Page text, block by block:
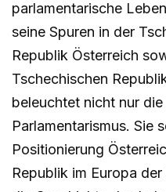
parlamentarische
seine Spuren in der
Republik Österreich
Tschechischen
beleuchtet nicht nur
Parlamentarismus. Sie
Positionierung
Republik im Europa